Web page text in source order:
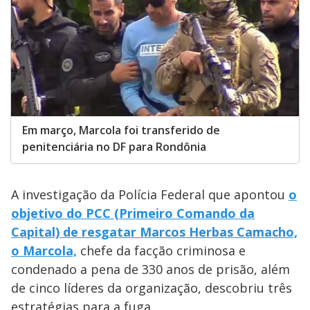
Em março, Marcola foi transferido de
penitenciária no DF para Rondônia
A investigação da Polícia Federal que apontou o
objetivo do PCC (Primeiro Comando da
Capital) de resgatar Marcos Herbas Camacho,
o Marcola, chefe da facção criminosa e
condenado a pena de 330 anos de prisão, além
de cinco líderes da organização, descobriu três